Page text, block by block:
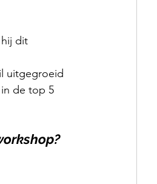
dit
uitgegroeid
de top 5